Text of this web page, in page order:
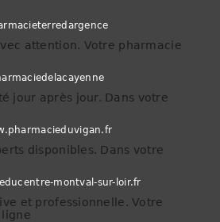
attention. Votre pharmacie
jour après jour. Dans votre
disponibles. Dans votre
montval-sur-loir.fr
et professionnelle. Votre